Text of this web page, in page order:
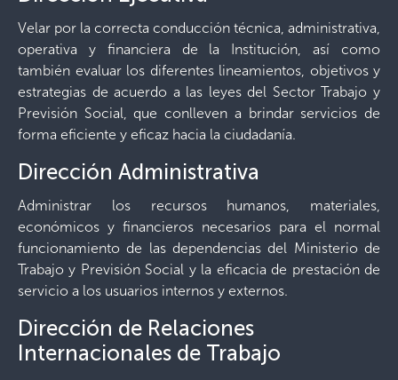
Velar por la correcta conducción técnica, administrativa,
operativa y financiera de la Institución, así como
también evaluar los diferentes lineamientos, objetivos y
estrategias de acuerdo a las leyes del Sector Trabajo y
Previsión Social, que conlleven a brindar servicios de
forma eficiente y eficaz hacia la ciudadanía.
Dirección Administrativa
Administrar los recursos humanos, materiales,
económicos y financieros necesarios para el normal
funcionamiento de las dependencias del Ministerio de
Trabajo y Previsión Social y la eficacia de prestación de
servicio a los usuarios internos y externos.
Dirección de Relaciones
Internacionales de Trabajo